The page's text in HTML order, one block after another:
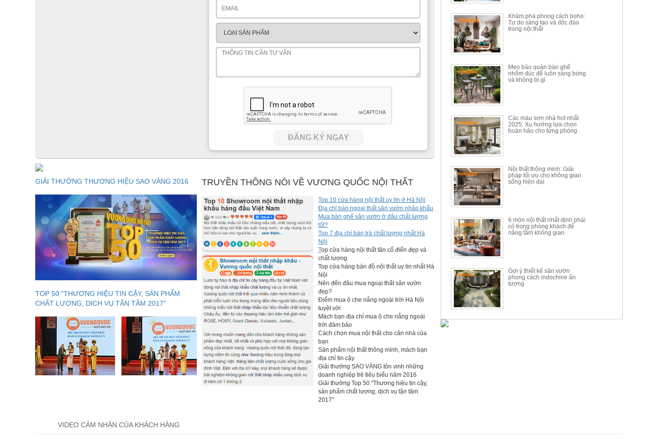
ĐĂNG KÝ NGAY
GIẢI THƯỞNG THƯƠNG HIỆU SAO VÀNG 2016
TOP 50 "THƯƠNG HIỆU TIN CẬY, SẢN PHẨM
CHẤT LƯỢNG, DỊCH VỤ TẬN TÂM 2017"
TRUYỀN THÔNG NÓI VỀ VƯƠNG QUỐC NỘI THẤT
Top 10 cửa hàng nội thất uy tín ở Hà Nội
Địa chỉ bán ngoại thất sân vườn nhâp khẩu
Mua bàn ghế sân vườn ở đâu chất lượng
tốt?
Top 7 địa chỉ bàn trà chất lượng nhất Hà
Nội
Top cửa hàng nội thất tân cổ điển đẹp và
chất lượng
Top cửa hàng bán đồ nội thất uy tín nhất Hà
Nội
Nên đến đâu mua ngoại thất sân vườn
đẹp?
Điểm mua ô che nắng ngoài trời Hà Nội
tuyệt vời
Mách bạn địa chỉ mua ô che nắng ngoài
trời đảm bảo
Cách chọn mua nội thất cho căn nhà của
bạn
Sản phẩm nội thất thông mình, mách bạn
địa chỉ tin cậy
Giải thưởng SAO VÀNG tôn vinh những
doanh nghiệp trẻ tiêu biểu năm 2016
Giải thưởng Top 50 "Thương hiệu tin cậy,
sản phẩm chất lượng, dịch vụ tận tâm
2017"
BÀN GHẾ TRANG ĐIỂM
THÔNG MINH HIỆN ĐẠI
TÍCH HỢP SẠC...
Mã sp: HH.BTD08
6.510.000đ
BỘ BÀN ĂN ĐẢO MẶT ĐÁ
PHIẾN AK3699
Khám phá phong cách boho:
Tự do sáng tạo và độc đáo
trong nội thất
Mẹo bảo quản bàn ghế
nhôm đúc để luôn sáng bóng
và không bị gỉ
Các màu sơn nhà hot nhất
2025: Xu hướng lựa chọn
hoàn hảo cho từng phòng
Nội thất thông minh: Giải
pháp tối ưu cho không gian
sống hiện đại
6 món nội thất nhất định phải
có trong phòng khách để
nâng tầm không gian
Gợi ý thiết kế sân vườn
phong cách indochine ấn
tượng
VIDEO CẢM NHẬN CỦA KHÁCH HÀNG